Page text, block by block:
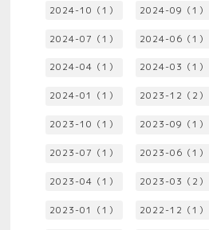
2024-10（1） 2024-09（1）
2024-07（1） 2024-06（1）
2024-04（1） 2024-03（1）
2024-01（1） 2023-12（2）
2023-10（1） 2023-09（1）
2023-07（1） 2023-06（1）
2023-04（1） 2023-03（2）
2023-01（1） 2022-12（1）